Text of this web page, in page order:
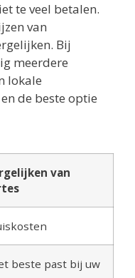
te veel betalen.
van
Bij
meerdere
lokale
de beste optie
van
beste past bij uw